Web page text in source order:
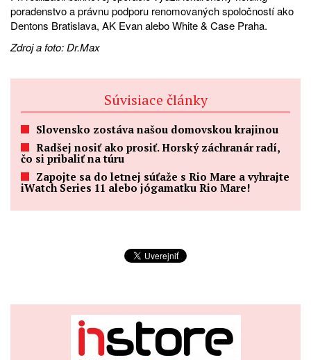
poradenstvo a právnu podporu renomovaných spoločností ako
Dentons Bratislava, AK Evan alebo White & Case Praha.
Zdroj a foto: Dr.Max
Súvisiace články
Slovensko zostáva našou domovskou krajinou
Radšej nosiť ako prosiť. Horský záchranár radí,
čo si pribaliť na túru
Zapojte sa do letnej súťaže s Rio Mare a vyhrajte
iWatch Series 11 alebo jógamatku Rio Mare!